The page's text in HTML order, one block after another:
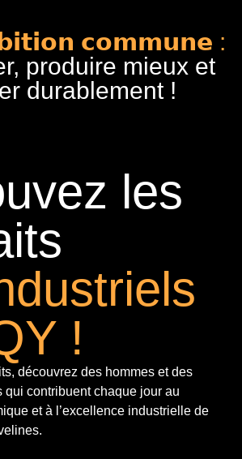
𝗰𝗼𝗺𝗺𝘂𝗻𝗲 :
produire mieux et
durablement !
les
!
découvrez des hommes et des
qui contribuent chaque jour au
et à l’excellence industrielle de